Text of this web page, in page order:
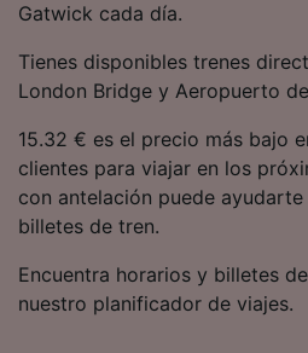
Gatwick cada día.
Tienes disponibles trenes
London Bridge y Aeropuerto
15.32 € es el precio más bajo
clientes para viajar en los
con antelación puede
billetes de tren.
Encuentra horarios y billetes
nuestro planificador de viajes.